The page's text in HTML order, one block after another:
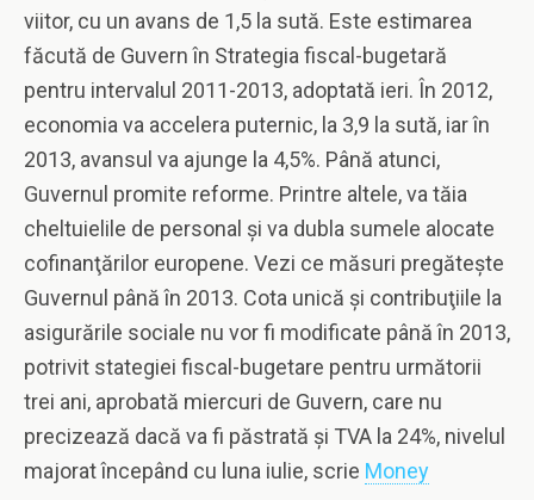
viitor, cu un avans de 1,5 la sută. Este estimarea
făcută de Guvern în Strategia fiscal-bugetară
pentru intervalul 2011-2013, adoptată ieri. În 2012,
economia va accelera puternic, la 3,9 la sută, iar în
2013, avansul va ajunge la 4,5%. Până atunci,
Guvernul promite reforme. Printre altele, va tăia
cheltuielile de personal şi va dubla sumele alocate
cofinanţărilor europene. Vezi ce măsuri pregăteşte
Guvernul până în 2013. Cota unică şi contribuţiile la
asigurările sociale nu vor fi modificate până în 2013,
potrivit stategiei fiscal-bugetare pentru următorii
trei ani, aprobată miercuri de Guvern, care nu
precizează dacă va fi păstrată şi TVA la 24%, nivelul
majorat începând cu luna iulie, scrie Money